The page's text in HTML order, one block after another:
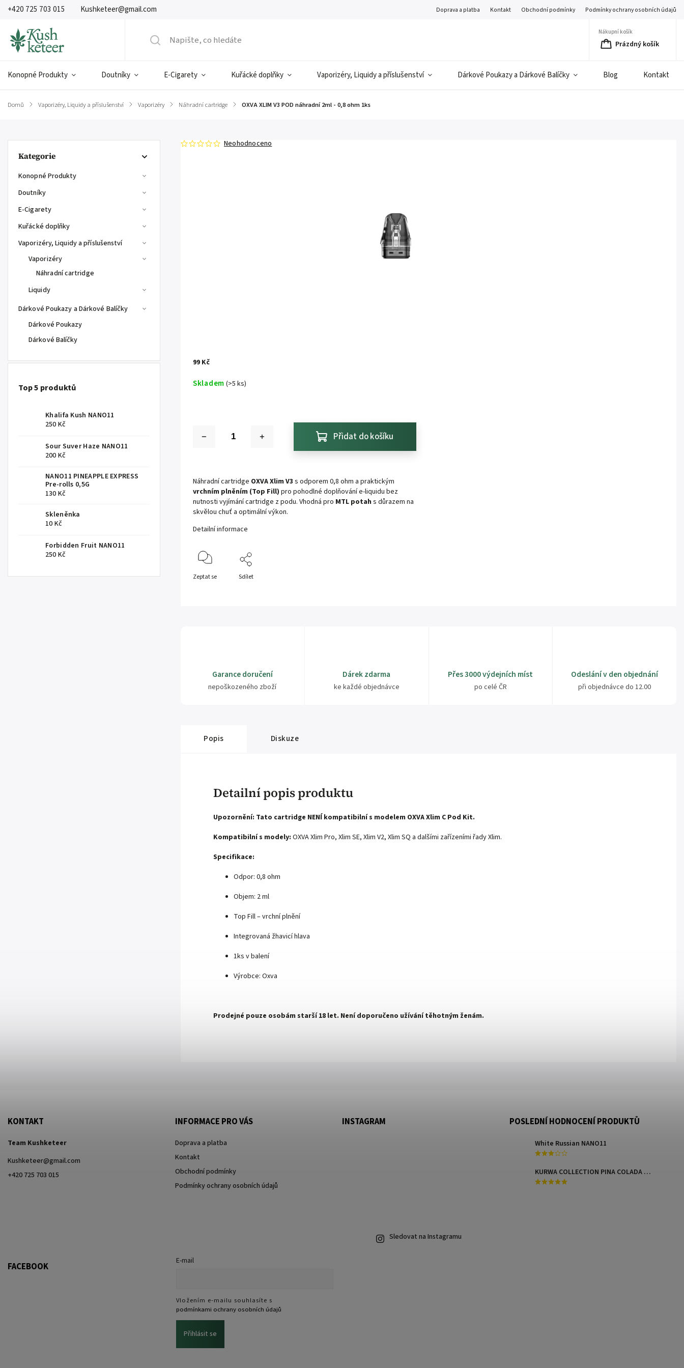
+420 725 703 015 Kushketeer@gmail.com Doprava a platba Kontakt Obchodní podmínky Podmínky ochrany osobních údajů
Nákupní košík
Prázdný košík
Konopné Produkty Doutníky E-Cigarety Kuřácké doplňky Vaporizéry, Liquidy a příslušenství Dárkové Poukazy a Dárkové Balíčky Blog Kontakt
Domů / Vaporizéry, Liquidy a příslušenství / Vaporizéry / Náhradní cartridge / OXVA XLIM V3 POD náhradní 2ml - 0,8 ohm 1ks
Kategorie
Konopné Produkty
Doutníky
E-Cigarety
Kuřácké doplňky
Vaporizéry, Liquidy a příslušenství
Vaporizéry
Náhradní cartridge
Liquidy
Dárkové Poukazy a Dárkové Balíčky
Dárkové Poukazy
Dárkové Balíčky
Top 5 produktů
Khalifa Kush NANO11
250 Kč
Sour Suver Haze NANO11
200 Kč
NANO11 PINEAPPLE EXPRESS
Pre-rolls 0,5G
130 Kč
Skleněnka
10 Kč
Forbidden Fruit NANO11
250 Kč
Neohodnoceno
99 Kč
Skladem (>5 ks)
Přidat do košíku
Náhradní cartridge OXVA Xlim V3 s odporem 0,8 ohm a praktickým
vrchním plněním (Top Fill) pro pohodlné doplňování e-liquidu bez
nutnosti vyjímání cartridge z podu. Vhodná pro MTL potah s důrazem na
skvělou chuť a optimální výkon.
Detailní informace
Zeptat se Sdílet
Garance doručení
nepoškozeného zboží
Dárek zdarma
ke každé objednávce
Přes 3000 výdejních míst
po celé ČR
Odeslání v den objednání
při objednávce do 12.00
Popis Diskuze
Detailní popis produktu
Upozornění: Tato cartridge NENÍ kompatibilní s modelem OXVA Xlim C Pod Kit.
Kompatibilní s modely: OXVA Xlim Pro, Xlim SE, Xlim V2, Xlim SQ a dalšími zařízeními řady Xlim.
Specifikace:
Odpor: 0,8 ohm
Objem: 2 ml
Top Fill – vrchní plnění
Integrovaná žhavicí hlava
1ks v balení
Výrobce: Oxva
Prodejné pouze osobám starší 18 let. Není doporučeno užívání těhotným ženám.
KONTAKT
Team Kushketeer
Kushketeer@gmail.com
+420 725 703 015
INFORMACE PRO VÁS
Doprava a platba
Kontakt
Obchodní podmínky
Podmínky ochrany osobních údajů
INSTAGRAM
Sledovat na Instagramu
POSLEDNÍ HODNOCENÍ PRODUKTŮ
White Russian NANO11
KURWA COLLECTION PINA COLADA MANGO
FACEBOOK
E-mail
Vložením e-mailu souhlasíte s
podmínkami ochrany osobních údajů
Přihlásit se